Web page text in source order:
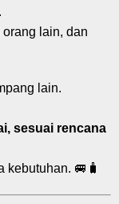
lain, dan
lain.
sesuai rencana
kebutuhan. 🚐🧳